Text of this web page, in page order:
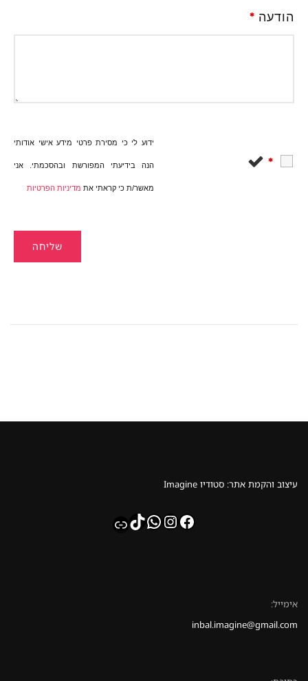
הודעה *
*
ידוע לי כי מסירת פרטי מידע אישי אודותי
הנה בידיעתי המפורשת ובהסכמתי. אני
מאשר/ת כי קראתי את מדיניות הפרטיות
עיצוב והקמת אתר: סטודיו Imagine
Facebook
Instagram
whatsapp
TikTok
Link
אימייל:
inbal.imagine@gmail.com